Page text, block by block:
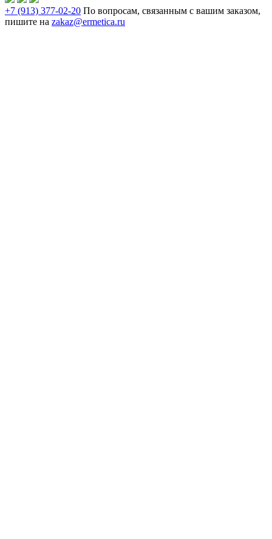
+7 (913) 377-02-20 По вопросам, связанным с вашим заказом,
пишите на zakaz@ermetica.ru